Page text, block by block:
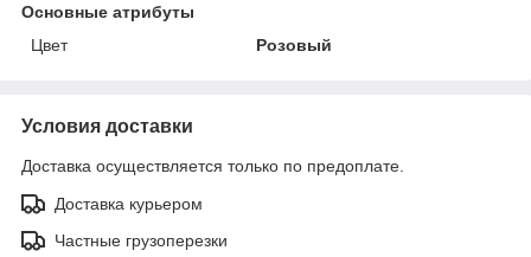
Основные атрибуты
Цвет
Розовый
Условия доставки
Доставка осуществляется только по предоплате.
Доставка курьером
Частные грузоперезки